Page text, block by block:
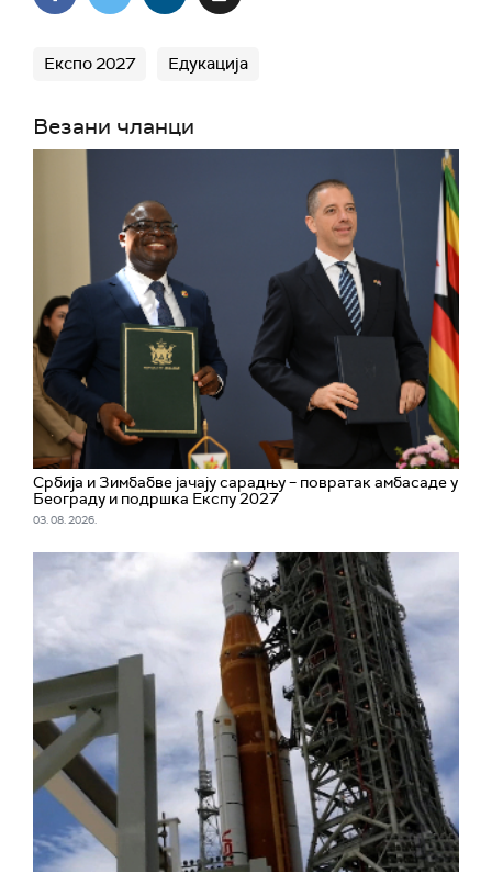
Експо 2027 Едукација
Везани чланци
Србија и Зимбабве јачају сарадњу – повратак амбасаде у
Београду и подршка Експу 2027
03. 08. 2026.